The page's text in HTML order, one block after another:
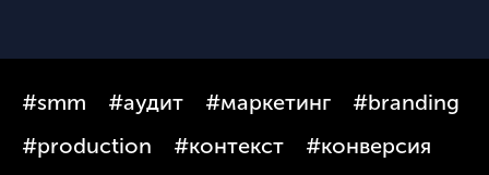
#smm #аудит #маркетинг
#branding
#production
#контекст
#конверсия